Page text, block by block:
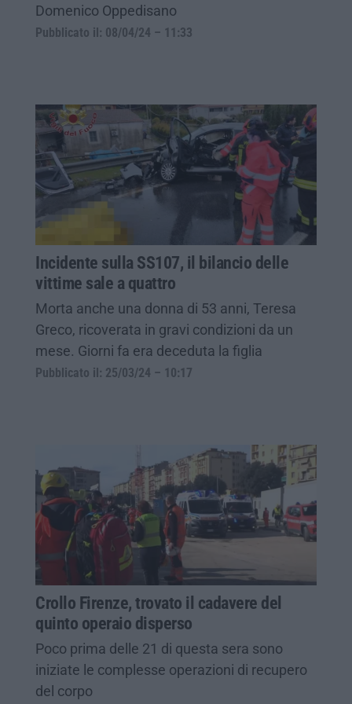
Domenico Oppedisano
Pubblicato il: 08/04/24 – 11:33
Incidente sulla SS107, il bilancio delle
vittime sale a quattro
Morta anche una donna di 53 anni, Teresa
Greco, ricoverata in gravi condizioni da un
mese. Giorni fa era deceduta la figlia
Pubblicato il: 25/03/24 – 10:17
Crollo Firenze, trovato il cadavere del
quinto operaio disperso
Poco prima delle 21 di questa sera sono
iniziate le complesse operazioni di recupero
del corpo